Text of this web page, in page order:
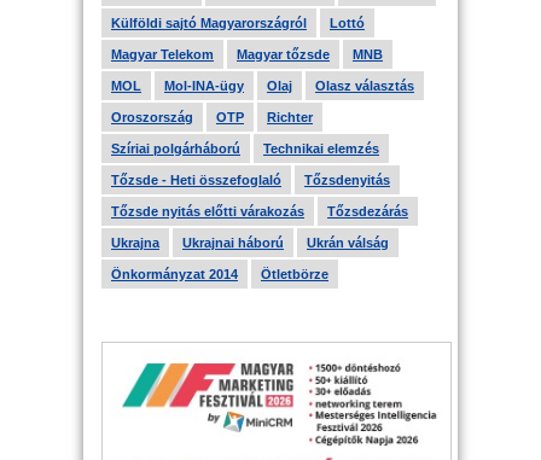
Külföldi sajtó Magyarországról Lottó
Magyar Telekom Magyar tőzsde MNB
MOL Mol-INA-ügy Olaj Olasz választás
Oroszország OTP Richter
Szíriai polgárháború Technikai elemzés
Tőzsde - Heti összefoglaló Tőzsdenyitás
Tőzsde nyitás előtti várakozás Tőzsdezárás
Ukrajna Ukrajnai háború Ukrán válság
Önkormányzat 2014 Ötletbörze